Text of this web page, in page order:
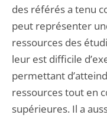
des référés a tenu
peut représenter
ressources des
leur est difficile
permettant
ressources tout en
supérieures. Il a